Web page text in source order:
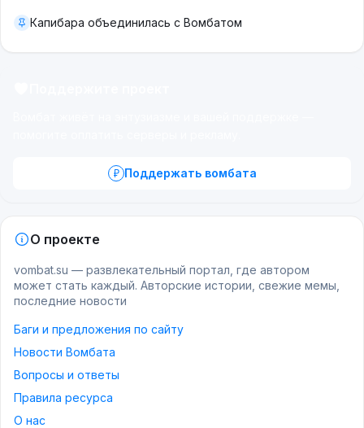
Капибара объединилась с Вомбатом
Поддержать вомбата
О проекте
vombat.su — развлекательный портал, где автором
может стать каждый. Авторские истории, свежие мемы,
последние новости
Баги и предложения по сайту
Новости Вомбата
Вопросы и ответы
Правила ресурса
О нас